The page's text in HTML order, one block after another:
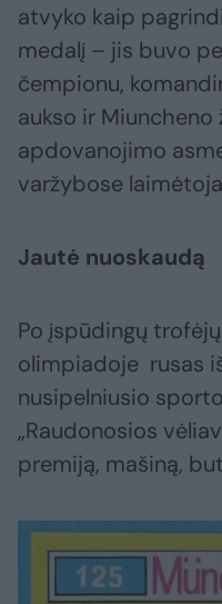
atvyko kaip
medalį – jis buvo
čempionu,
aukso ir
apdovanojimo
varžybose
Jautė nuoskaudą
Po įspūdingų
olimpiadoje rusas
nusipelniusio
„Raudonosios
premiją, mašiną,